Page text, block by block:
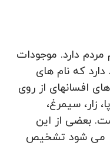
مردم دارد. موجودات
که نام های
افسانهای از روی
زار، سیمرغ،
بعضی از این
می شود تشخیص